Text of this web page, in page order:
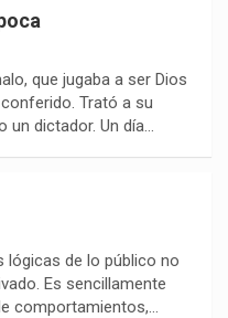
que jugaba a ser Dios
Trató a su
un dictador. Un día…
lógicas de lo público no
Es sencillamente
comportamientos,…